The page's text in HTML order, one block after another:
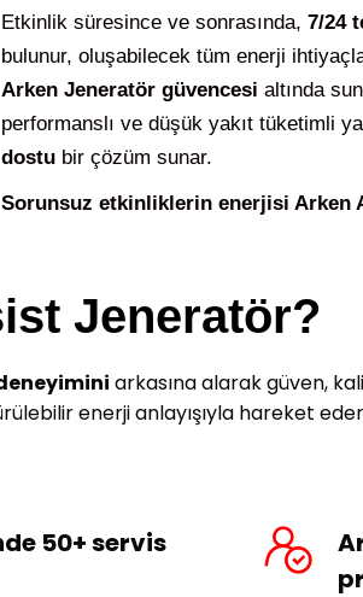
Etkinlik süresince ve sonrasında, 7/24
bulunur, oluşabilecek tüm enerji
Arken Jeneratör güvencesi altında
performanslı ve düşük yakıt tüketimli
dostu bir çözüm sunar.
Sorunsuz etkinliklerin enerjisi Arken
Jeneratör?
arkasına alarak güven,
enerji anlayışıyla hareket
50+ servis